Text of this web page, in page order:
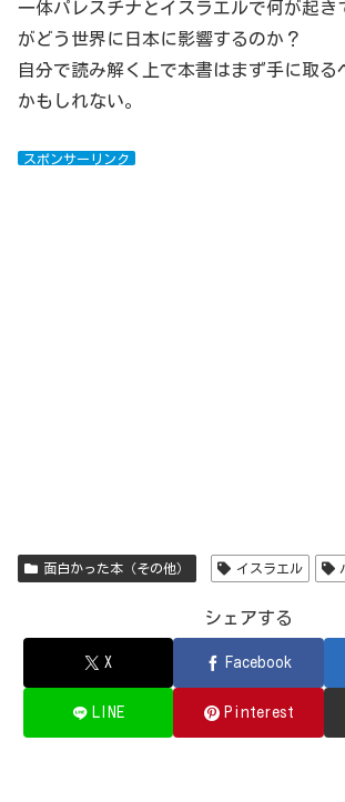
一体パレスチナとイスラエルで何が起き
がどう世界に日本に影響するのか？
自分で読み解く上で本書はまず手に取る
かもしれない。
スポンサーリンク
面白かった本（その他） イスラエル
シェアする
X Facebook
LINE Pinterest